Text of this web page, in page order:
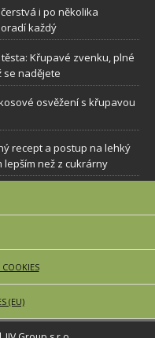
i po několika
každý
Křupavé zvenku, plné
se nadějete
osvěžení s křupavou
recept a postup na lehký
než z cukrárny
(EU)